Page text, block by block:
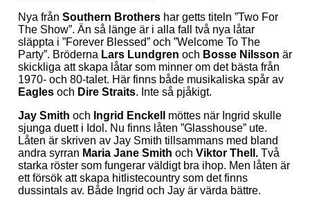
Nya från Southern Brothershar getts titeln ”Two For
The Show”. Än så länge är i alla fall två nya låtar
släppta i ”Forever Blessed” och ”Welcome To The
Party”. Bröderna Lars Lundgren och Bosse Nilsson är
skickliga att skapa låtar som minner om det bästa från
1970- och 80-talet. Här finns både musikaliska spår av
Eaglesoch Dire Straits. Inte så pjåkigt.
Jay Smith och Ingrid Enckell
möttes när Ingrid skulle
sjunga duett i Idol. Nu finns låten ”Glasshouse” ute.
Låten är skriven av Jay Smith tillsammans med bland
andra syrran Maria Jane Smith och Viktor Thell.Två
starka röster som fungerar väldigt bra ihop. Men låten är
ett försök att skapa hitlistecountry som det finns
dussintals av. Både Ingrid och Jay är värda bättre.